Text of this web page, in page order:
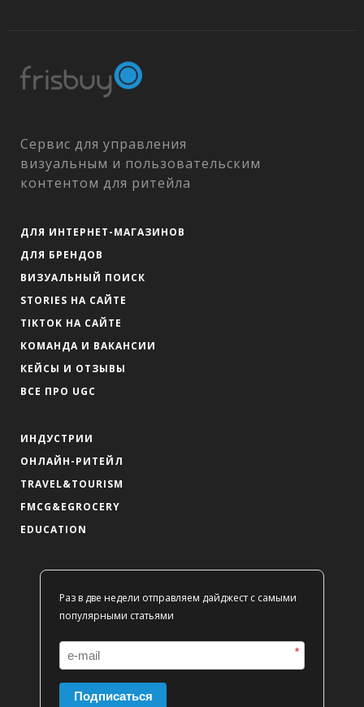
Сервис для управления
визуальным и пользовательским
контентом для ритейла
ДЛЯ ИНТЕРНЕТ-МАГАЗИНОВ
ДЛЯ БРЕНДОВ
ВИЗУАЛЬНЫЙ ПОИСК
STORIES НА САЙТЕ
TIKTOK НА САЙТЕ
КОМАНДА И ВАКАНСИИ
КЕЙСЫ И ОТЗЫВЫ
ВСЕ ПРО UGC
ИНДУСТРИИ
ОНЛАЙН-РИТЕЙЛ
TRAVEL&TOURISM
FMCG&EGROCERY
EDUCATION
Раз в две недели отправляем дайджест с самыми
популярными статьями
*
Подписаться